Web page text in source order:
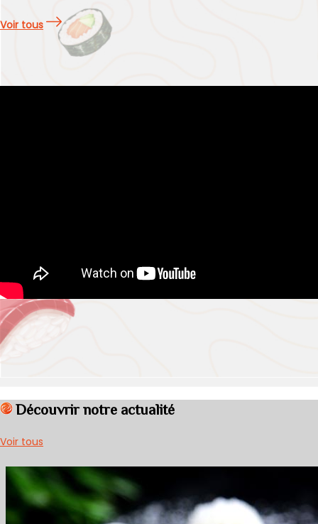
Voir tous
Découvrir notre actualité
Voir tous